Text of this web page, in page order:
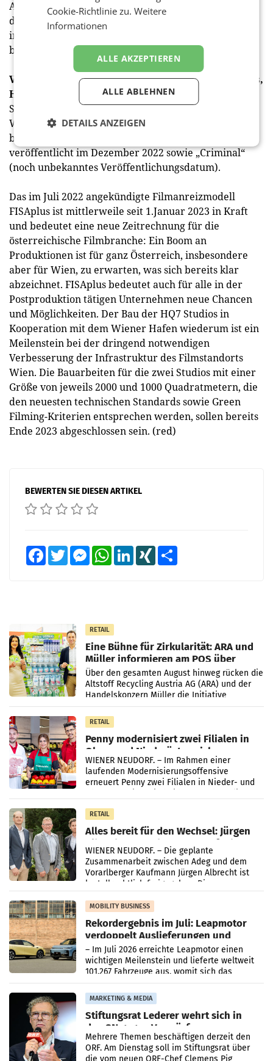
Antragsformular vereinfacht den Antragsprozess für
die Antragstellerinnen und Antragsteller, für die
internen Bearbeitung, aber auch für die
bearbeitenden Dienststellen des Magistrats.
Vienna Film Incentive, Filmanreizmodell FISAplus,
HQ7 Studios
Seit März 2022 ist das Vienna Film Incentive des
WienTourismus in Kraft. Zwei Netflix-Serien konnten
bislang von der Förderung profitieren: „The Recruit“,
veröffentlicht im Dezember 2022 sowie „Criminal“
(noch unbekanntes Veröffentlichungsdatum).
Das im Juli 2022 angekündigte Filmanreizmodell
FISAplus ist mittlerweile seit 1.Januar 2023 in Kraft
und bedeutet eine neue Zeitrechnung für die
österreichische Filmbranche: Ein Boom an
Produktionen ist für ganz Österreich, insbesondere
aber für Wien, zu erwarten, was sich bereits klar
abzeichnet. FISAplus bedeutet auch für alle in der
Postproduktion tätigen Unternehmen neue Chancen
und Möglichkeiten. Der Bau der HQ7 Studios in
Kooperation mit dem Wiener Hafen wiederum ist ein
Meilenstein bei der dringend notwendigen
Verbesserung der Infrastruktur des Filmstandorts
Wien. Die Bauarbeiten für die zwei Studios mit einer
Größe von jeweils 2000 und 1000 Quadratmetern, die
den neuesten technischen Standards sowie Green
Filming-Kriterien entsprechen werden, sollen bereits
Ende 2023 abgeschlossen sein. (red)
BEWERTEN SIE DIESEN ARTIKEL
FacebookTwitter MessengerWhatsAppLinkedInXING
RETAIL
Eine Bühne für Zirkularität: ARA und
Müller informieren am POS über
Kreislauffähigkeit
Über den gesamten August hinweg rücken die
Altstoff Recycling Austria AG (ARA) und der
Handelskonzern Müller die Initiative
„Kreislauf-Helden“ in allen österreichischen
Müller-Filialen
RETAIL
Penny modernisiert zwei Filialen in
Ober- und Niederösterreich
WIENER NEUDORF. – Im Rahmen einer
laufenden Modernisierungsoffensive
erneuert Penny zwei Filialen in Nieder- und
RETAIL
Alles bereit für den Wechsel: Jürgen
Albrecht setzt ab 1.1.2027 auf Adeg
WIENER NEUDORF. – Die geplante
Zusammenarbeit zwischen Adeg und dem
Vorarlberger Kaufmann Jürgen Albrecht ist
kartellrechtlich freigegeben: Die
Bundeswettbewerbsbehörde und der
Bundeskartellanwalt
MOBILITY BUSINESS
Rekordergebnis im Juli: Leapmotor
verdoppelt Auslieferungen und
überschreitet die 100.000er-Marke
– Im Juli 2026 erreichte Leapmotor einen
wichtigen Meilenstein und lieferte weltweit
101.267 Fahrzeuge aus, womit sich das
Ergebnis gegenüber Juli 2025 mehr als
verdoppelte (+102
MARKETING & MEDIA
Stiftungsrat Lederer wehrt sich in
den SN gegen Vorwürfe
Mehrere Themen beschäftigen derzeit den
ORF. Am Dienstag soll im Stiftungsrat über
die vom neuen ORF-Chef Clemens Pig
Cookie-Richtlinie zu.Weitere
Informationen
ALLE AKZEPTIEREN
ALLE ABLEHNEN
DETAILS ANZEIGEN